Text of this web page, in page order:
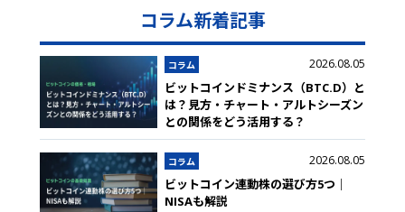
コラム新着記事
コラム 2026.08.05
ビットコインドミナンス（BTC.D）と
は？見方・チャート・アルトシーズン
との関係をどう活用する？
コラム 2026.08.05
ビットコイン連動株の選び方5つ｜
NISAも解説